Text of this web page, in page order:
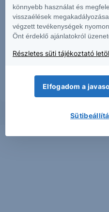
makrogazdasági helyzetet, a
tényezők alakítják, melyre a
hozott döntés következményei a
dokumentumban foglaltak – teljes
többszörözése, publikálása,
kiadásuk időpontjában érvényesek.
könnyebb használat és
visszaélések
végzett tevékenységek
Önt érdeklő ajánlatokról
Részletes süti tájékoztató
Elfogadom a